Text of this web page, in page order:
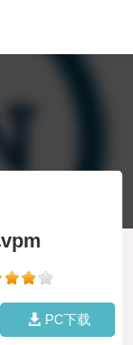
PC下载